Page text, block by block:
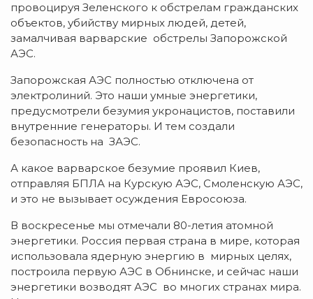
провоцируя Зеленского к обстрелам гражданских
объектов, убийству мирных людей, детей,
замалчивая варварские обстрелы Запорожской
АЭС.
Запорожская АЭС полностью отключена от
электролиний. Это наши умные энергетики,
предусмотрели безумия укронацистов, поставили
внутренние генераторы. И тем создали
безопасность на ЗАЭС.
А какое варварское безумие проявил Киев,
отправляя БПЛА на Курскую АЭС, Смоленскую АЭС,
и это не вызывает осуждения Евросоюза.
В воскресенье мы отмечали 80-летия атомной
энергетики. Россия первая страна в мире, которая
использовала ядерную энергию в мирных целях,
построила первую АЭС в Обнинске, и сейчас наши
энергетики возводят АЭС во многих странах мира.